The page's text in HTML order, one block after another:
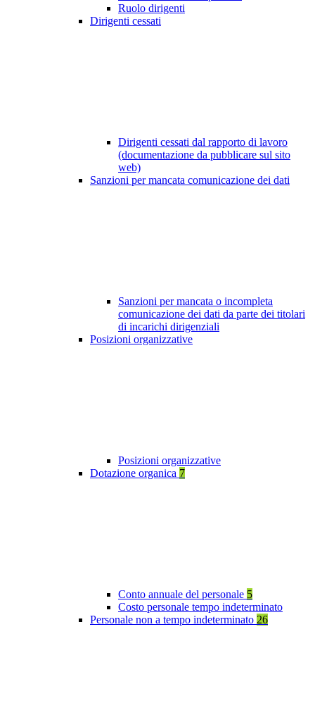
Ruolo dirigenti
Dirigenti cessati
Dirigenti cessati dal rapporto di lavoro
(documentazione da pubblicare sul sito
web)
Sanzioni per mancata comunicazione dei dati
Sanzioni per mancata o incompleta
comunicazione dei dati da parte dei titolari
di incarichi dirigenziali
Posizioni organizzative
Posizioni organizzative
Dotazione organica 7
Conto annuale del personale 5
Costo personale tempo indeterminato
Personale non a tempo indeterminato 26